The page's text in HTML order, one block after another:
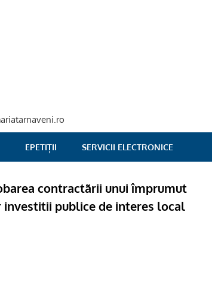
EPETIȚII SERVICII ELECTRONICE
contractãrii unui împrumut
publice de interes local